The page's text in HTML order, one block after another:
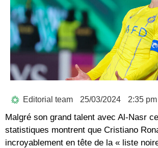
Editorial team 25/03/2024 2:35 pm
Malgré son grand talent avec Al-Nasr
statistiques montrent que Cristiano
incroyablement en tête de la « liste